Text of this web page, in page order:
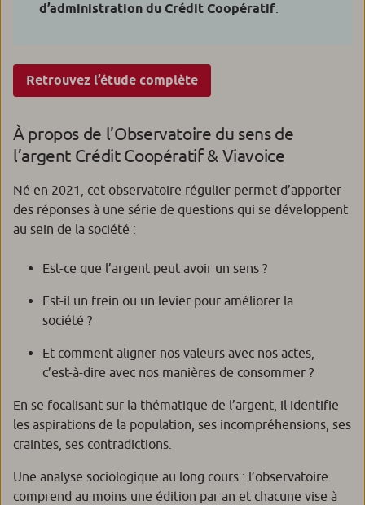
d’administration du Crédit Coopératif
Retrouvez l’étude complète
À propos de l’Observatoire du sens de
l’argent Crédit Coopératif & Viavoice
Né en 2021, cet observatoire régulier permet d’apporter
des réponses à une série de questions qui se développent
au sein de la société :
Est-ce que l’argent peut avoir un sens ?
Est-il un frein ou un levier pour améliorer la
société ?
Et comment aligner nos valeurs avec nos actes,
c’est-à-dire avec nos manières de consommer ?
En se focalisant sur la thématique de l’argent, il identifie
les aspirations de la population, ses incompréhensions, ses
craintes, ses contradictions.
Une analyse sociologique au long cours : l’observatoire
comprend au moins une édition par an et chacune vise à